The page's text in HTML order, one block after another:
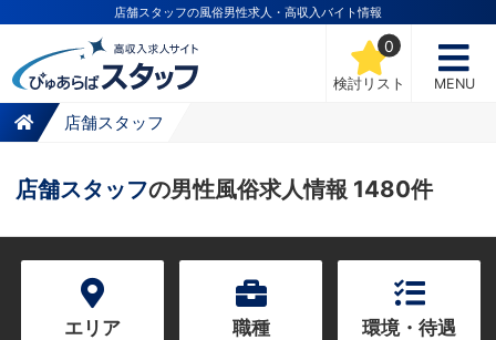
店舗スタッフの風俗男性求人・高収入バイト情報
検討リスト
0
MENU
店舗スタッフ
店舗スタッフの男性風俗求人情報 1480件
エリア 職種 環境・待遇